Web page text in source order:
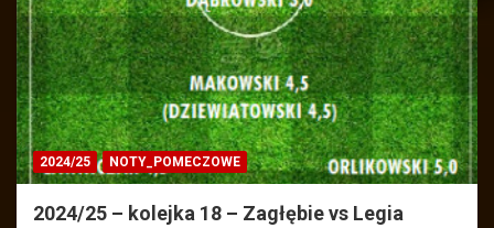
2024/25 NOTY_POMECZOWE
2024/25 – kolejka 18 – Zagłębie vs Legia